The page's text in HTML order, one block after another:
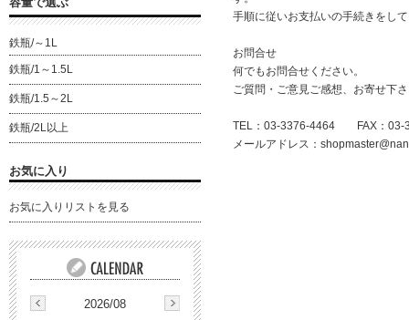
手順に従いお支払いの手続きをし
お問合せ
何でもお問合せください。
ご質問・ご意見ご感想、お寄せ下
TEL：03-3376-4464 FAX：03-
メールアドレス：
鉄瓶/～1L
鉄瓶/1～1.5L
鉄瓶/1.5～2L
鉄瓶/2L以上
お気に入り
お気に入りリストを見る
2026/08